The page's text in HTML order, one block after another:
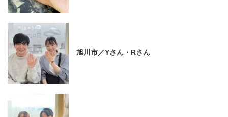
旭川市／Yさん・Rさん